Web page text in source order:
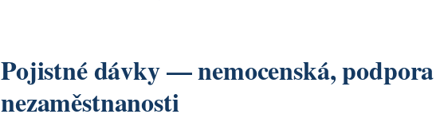
Pojistné dávky — nemocenská,
nezaměstnanosti